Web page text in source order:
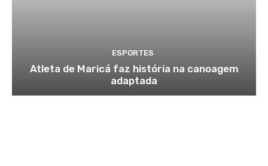
ESPORTES
Atleta de Maricá faz história na canoagem
adaptada